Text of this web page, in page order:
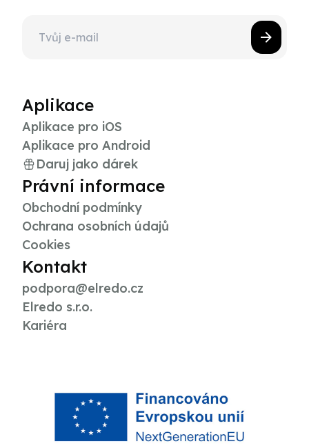
Aplikace
Aplikace pro iOS
Aplikace pro Android
Daruj jako dárek
Právní informace
Obchodní podmínky
Ochrana osobních údajů
Cookies
Kontakt
podpora@elredo.cz
Elredo s.r.o.
Kariéra